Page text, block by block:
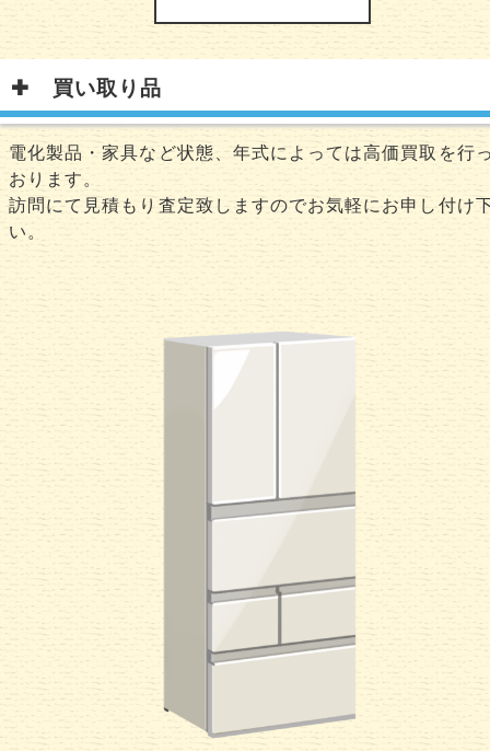
買い取り品
電化製品・家具など状態、年式によっては高価買取を行
おります。
訪問にて見積もり査定致しますのでお気軽にお申し付け
い。